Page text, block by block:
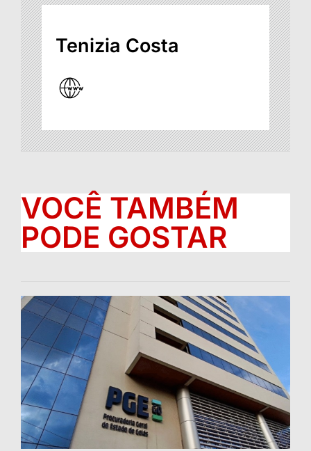
Tenizia Costa
VOCÊ TAMBÉM
PODE GOSTAR